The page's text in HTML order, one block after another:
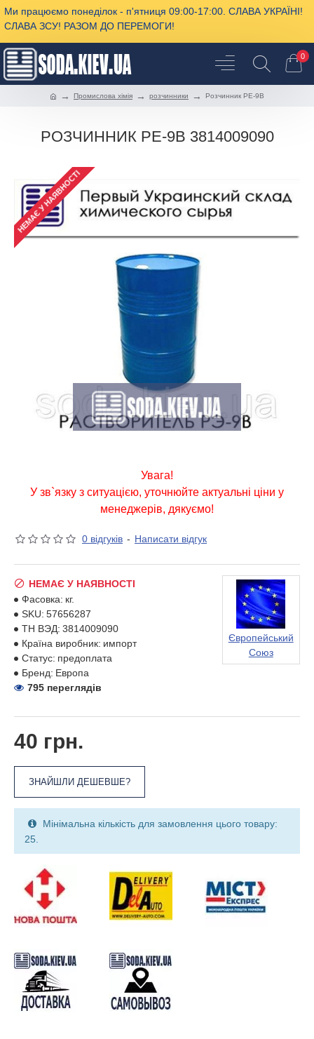
Ми працюємо понеділок - п'ятниця 09:00-17:00. СЛАВА УКРАЇНІ!
СЛАВА ЗСУ! РАЗОМ ДО ПЕРЕМОГИ!
0
Промислова хімія розчинники Розчинник РЕ-9В
РОЗЧИННИК РЕ-9В 3814009090
НЕМАЄ У НАЯВНОСТІ
Увага!
У зв`язку з ситуацією, уточнюйте актуальні ціни у
менеджерів, дякуємо!
0 відгуків - Написати відгук
40 грн.
ЗНАЙШЛИ ДЕШЕВШЕ?
НЕМАЄ У НАЯВНОСТІ
Фасовка: кг.
SKU: 57656287
ТН ВЭД: 3814009090
Країна виробник: импорт
Статус: предоплата
Бренд: Европа
Європейський
Союз
795 переглядів
Мінімальна кількість для замовлення цього товару:
25.